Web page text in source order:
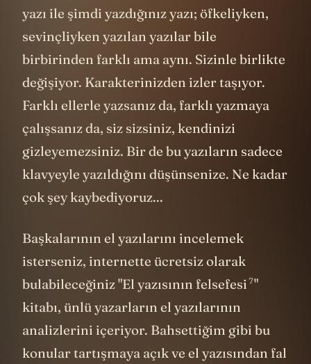
yazı ile şimdi yazdığınız yazı; öfkeliyken,
sevinçliyken yazılan yazılar bile
birbirinden farklı ama aynı. Sizinle birlikte
değişiyor. Karakterinizden izler taşıyor.
Farklı ellerle yazsanız da, farklı yazmaya
çalışsanız da, siz sizsiniz, kendinizi
gizleyemezsiniz. Bir de bu yazıların sadece
klavyeyle yazıldığını düşünsenize. Ne kadar
çok şey kaybediyoruz...
Başkalarının el yazılarını incelemek
isterseniz, internette ücretsiz olarak
bulabileceğiniz "El yazısının felsefesi 7"
kitabı, ünlü yazarların el yazılarının
analizlerini içeriyor. Bahsettiğim gibi bu
konular tartışmaya açık ve el yazısından fal